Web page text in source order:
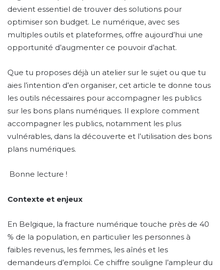
devient essentiel de trouver des solutions pour
optimiser son budget. Le numérique, avec ses
multiples outils et plateformes, offre aujourd’hui une
opportunité d’augmenter ce pouvoir d’achat.
Que tu proposes déjà un atelier sur le sujet ou que tu
aies l’intention d’en organiser, cet article te donne tous
les outils nécessaires pour accompagner les publics
sur les bons plans numériques. Il explore comment
accompagner les publics, notamment les plus
vulnérables, dans la découverte et l’utilisation des bons
plans numériques.
Bonne lecture !
Contexte et enjeux
En Belgique, la fracture numérique touche près de 40
% de la population, en particulier les personnes à
faibles revenus, les femmes, les aînés et les
demandeurs d’emploi. Ce chiffre souligne l’ampleur du